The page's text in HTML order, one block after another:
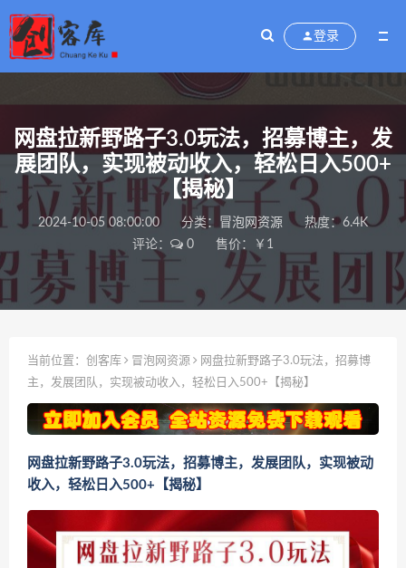
登录
网盘拉新野路子3.0玩法，招募博主，发
展团队，实现被动收入，轻松日入500+
【揭秘】
2024-10-05 08:00:00 分类： 冒泡网资源
热度：6.4K
评论：
0 售价：￥1
当前位置： 创客库 冒泡网资源
网盘拉新野路子3.0玩法，招募博
主，发展团队，实现被动收入，轻松日入500+【揭秘】
网盘拉新野路子3.0玩法，招募博主，发展团队，实现被动
收入，轻松日入500+【揭秘】